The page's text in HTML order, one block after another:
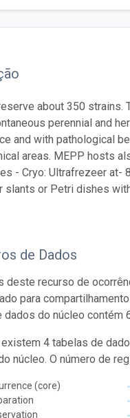
about 350
perennial and
and with pathological
areas. MEPP hosts
- Cryo: Ultrafrezeer at-
slants or Petri dishes
de Dados
deste recurso de
para
dados do núcleo contém
existem 4 tabelas de
núcleo. O número de
(core)